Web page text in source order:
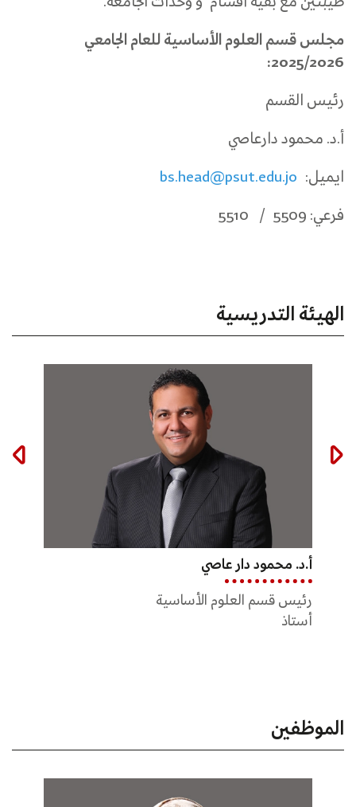
مجلس قسم العلوم الأساسية للعام الجامعي
2025/2026:
رئيس القسم
أ.د. محمود دارعاصي
ايميل: bs.head@psut.edu.jo
فرعي: 5509 / 5510
الهيئة التدريسية
أ.د. محمود دار عاصي
رئيس قسم العلوم الأساسية
أستاذ
أ.د. محمد صبابحه
أستاذ
الموظفين